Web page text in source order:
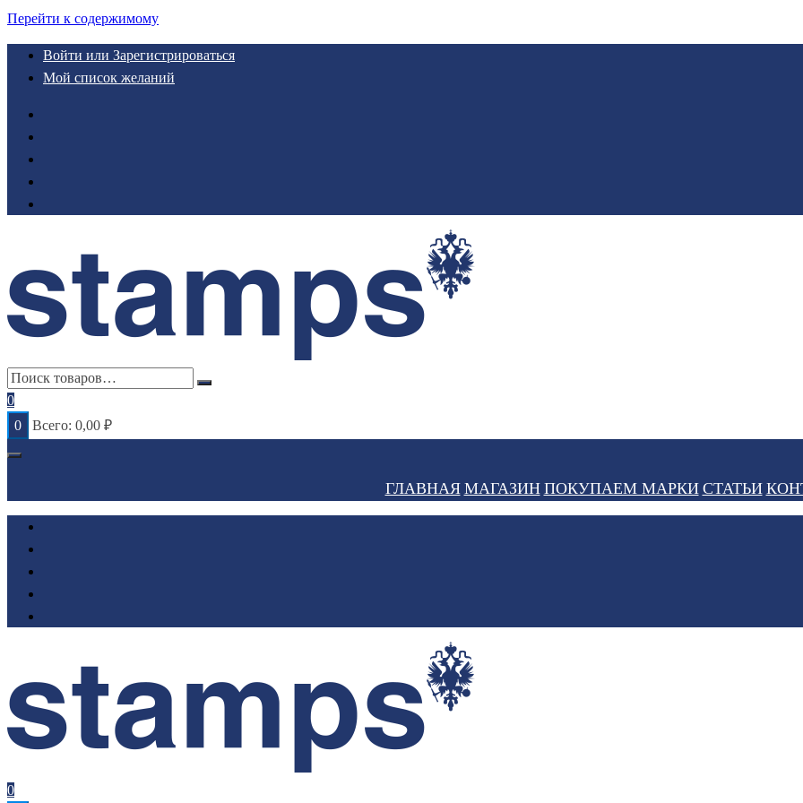
Перейти к содержимому
Войти или Зарегистрироваться
Мой список желаний
0
0
Всего: 0,00 ₽
ГЛАВНАЯ МАГАЗИН ПОКУПАЕМ МАРКИ СТАТЬИ
0